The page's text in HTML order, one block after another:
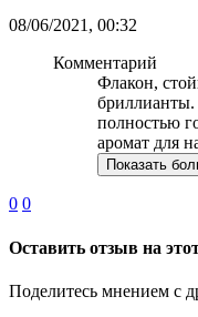
08/06/2021, 00:32
Комментарий
Флакон,
бриллианты.
полностью
аромат для
Показать
0 0
Оставить отзыв на
Поделитесь мнением с